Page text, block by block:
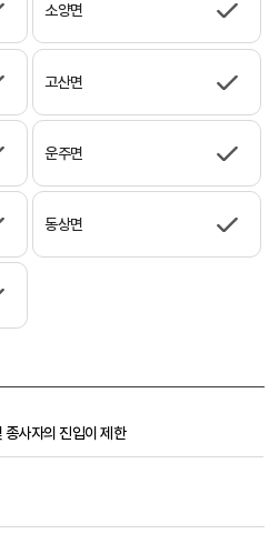
소양면
고산면
운주면
동상면
종사자의 진입이 제한